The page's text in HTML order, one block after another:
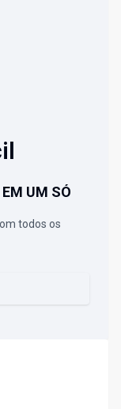
UM SÓ
todos os